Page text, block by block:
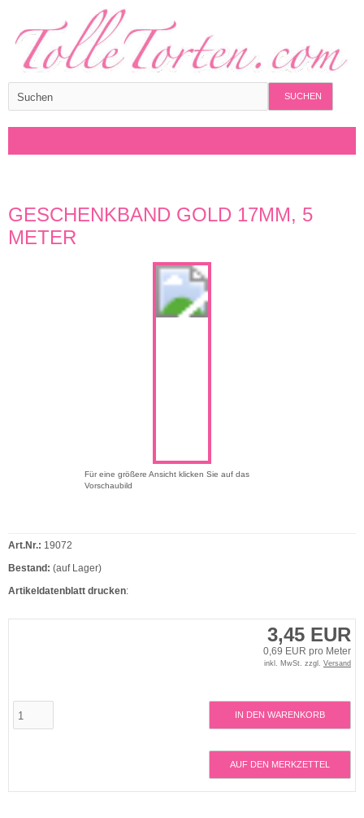
SUCHEN
GESCHENKBAND GOLD 17MM, 5
METER
Für eine größere Ansicht klicken Sie auf das
Vorschaubild
3,45 EUR
0,69 EUR pro Meter
inkl. MwSt. zzgl. Versand
IN DEN WARENKORB
AUF DEN MERKZETTEL
Art.Nr.: 19072
Bestand: (auf Lager)
Artikeldatenblatt drucken: